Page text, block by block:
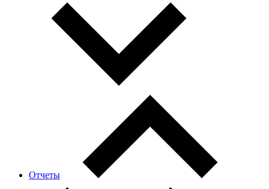
Отчеты